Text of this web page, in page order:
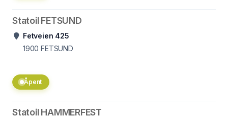
Statoil FETSUND
Fetveien 425
1900 FETSUND
Åpent
Statoil HAMMERFEST